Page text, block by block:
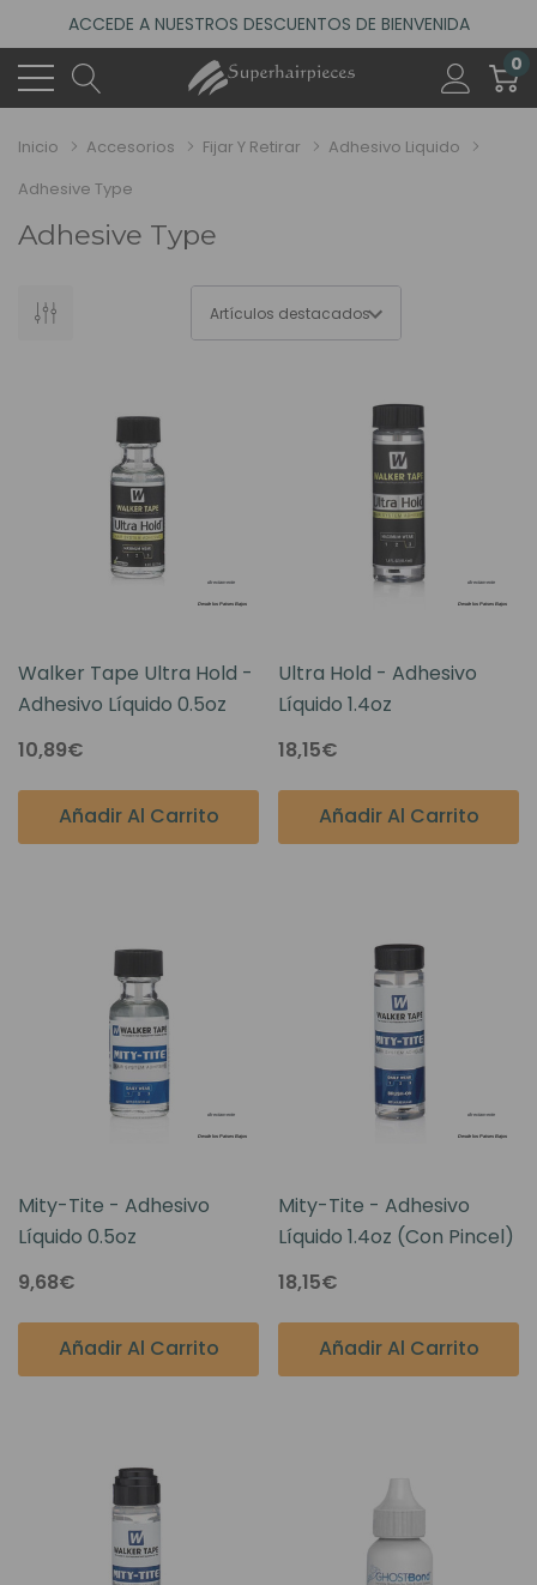
ACCEDE A NUESTROS DESCUENTOS DE BIENVENIDA
4.6
(485 reseñas)
VISITA NUESTRO NUEVO SALÓN EN MADRID
0
Inicio Accesorios Fijar Y Retirar
Adhesivo Liquido
Adhesive Type
Adhesive Type
Walker Tape Ultra Hold -
Adhesivo Líquido 0.5oz
10,89€
Añadir Al Carrito
Ultra Hold - Adhesivo
Líquido 1.4oz
18,15€
Añadir Al Carrito
Mity-Tite - Adhesivo
Líquido 0.5oz
9,68€
Añadir Al Carrito
Mity-Tite - Adhesivo
Líquido 1.4oz (con Pincel)
18,15€
Añadir Al Carrito